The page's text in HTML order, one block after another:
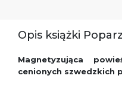
Opis książki
Magnetyzująca
cenionych szwedzkich